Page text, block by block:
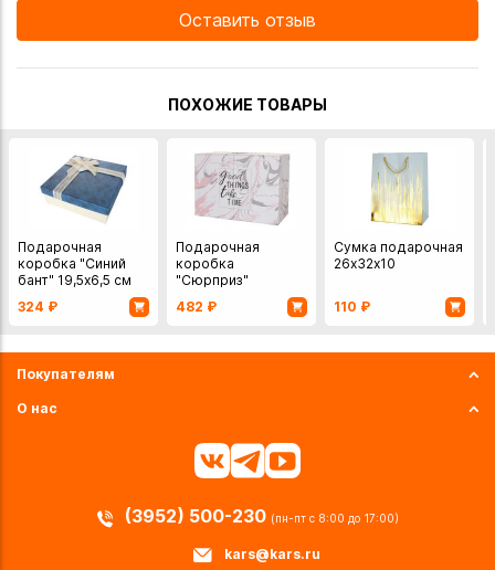
Оставить отзыв
ПОХОЖИЕ ТОВАРЫ
Подарочная
коробка "Синий
бант" 19,5х6,5 см
324 ₽
Подарочная
коробка
"Сюрприз"
482 ₽
Сумка подарочная
26х32х10
110 ₽
Покупателям
О нас
(3952) 500-230 (пн-пт с 8:00 до 17:00)
kars@kars.ru